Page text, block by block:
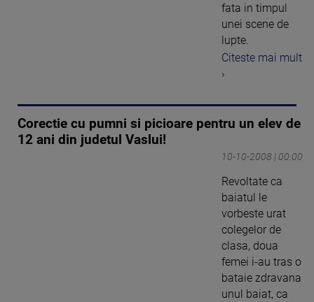
fata in timpul
unei scene de
lupte.
Citeste mai mult
›
Corectie cu pumni si picioare pentru un elev de
12 ani din judetul Vaslui!
10-10-2008 | 00:00
Revoltate ca
baiatul le
vorbeste urat
colegelor de
clasa, doua
femei i-au tras o
bataie zdravana
unul baiat, ca